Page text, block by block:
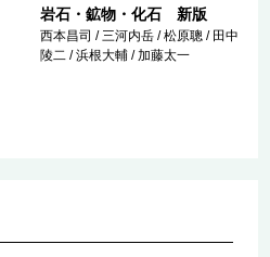
岩石・鉱物・化石 新版
西本昌司 / 三河内岳 / 松原聰 / 田中
陵二 / 浜根大輔 / 加藤太一